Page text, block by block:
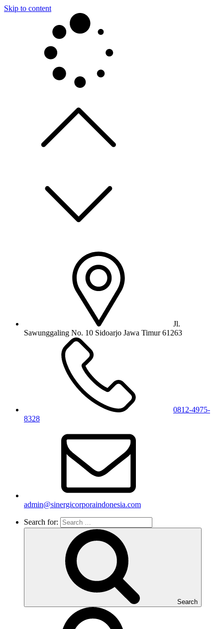
Skip to content
Jl.
Sawunggaling No. 10 Sidoarjo Jawa Timur 61263
0812-4975-
8328
admin@sinergicorporaindonesia.com
Search for:
Search